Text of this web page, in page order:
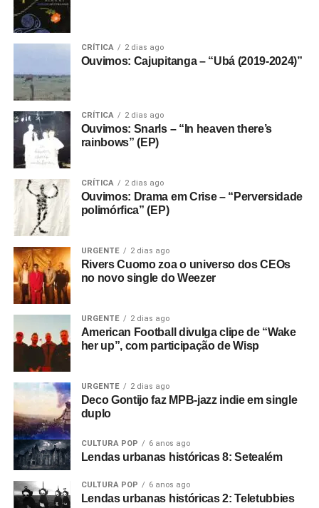
CRÍTICA 2 dias ago
Ouvimos: Cajupitanga – “Ubá (2019-2024)”
CRÍTICA 2 dias ago
Ouvimos: Snarls – “In heaven there’s
rainbows” (EP)
CRÍTICA 2 dias ago
Ouvimos: Drama em Crise – “Perversidade
polimórfica” (EP)
URGENTE 2 dias ago
Rivers Cuomo zoa o universo dos CEOs
no novo single do Weezer
URGENTE 2 dias ago
American Football divulga clipe de “Wake
her up”, com participação de Wisp
URGENTE 2 dias ago
Deco Gontijo faz MPB-jazz indie em single
duplo
CULTURA POP 6 anos ago
Lendas urbanas históricas 8: Setealém
CULTURA POP 6 anos ago
Lendas urbanas históricas 2: Teletubbies